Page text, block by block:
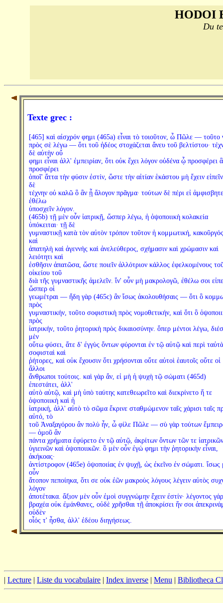
HODOI
Du
Texte grec :
[465] καὶ αἰσχρόν φημι (465a) εἶναι τὸ τοιοῦτον, ὦ Πῶλε — τοῦτο
πρὸς σὲ λέγω — ὅτι τοῦ ἡδέος στοχάζεται ἄνευ τοῦ βελτίστου·
δὲ αὐτὴν οὔ
φημι εἶναι ἀλλ' ἐμπειρίαν, ὅτι οὐκ ἔχει λόγον οὐδένα ᾧ προσφέρει ἃ
προσφέρει
ὁποῖ' ἄττα τὴν φύσιν ἐστίν, ὥστε τὴν αἰτίαν ἑκάστου μὴ ἔχειν
δὲ
τέχνην οὐ καλῶ ὃ ἂν ᾖ ἄλογον πρᾶγμα· τούτων δὲ πέρι εἰ
ἐθέλω
ὑποσχεῖν λόγον.
(465b) τῇ μὲν οὖν ἰατρικῇ, ὥσπερ λέγω, ἡ ὀψοποιικὴ κολακεία
ὑπόκειται· τῇ δὲ
γυμναστικῇ κατὰ τὸν αὐτὸν τρόπον τοῦτον ἡ κομμωτική,
καὶ
ἀπατηλὴ καὶ ἀγεννὴς καὶ ἀνελεύθερος, σχήμασιν καὶ χρώμασιν καὶ
λειότητι καὶ
ἐσθῆσιν ἀπατῶσα, ὥστε ποιεῖν ἀλλότριον κάλλος ἐφελκομένους
οἰκείου τοῦ
διὰ τῆς γυμναστικῆς ἀμελεῖν. ἵν' οὖν μὴ μακρολογῶ, ἐθέλω σοι
ὥσπερ οἱ
γεωμέτραι — ἤδη γὰρ (465c) ἂν ἴσως ἀκολουθήσαις — ὅτι ὃ
πρὸς
γυμναστικήν, τοῦτο σοφιστικὴ πρὸς νομοθετικήν, καὶ ὅτι ὃ
πρὸς
ἰατρικήν, τοῦτο ῥητορικὴ πρὸς δικαιοσύνην. ὅπερ μέντοι λέγω,
μὲν
οὕτω φύσει, ἅτε δ' ἐγγὺς ὄντων φύρονται ἐν τῷ αὐτῷ καὶ περὶ ταὐτὰ
σοφισταὶ καὶ
ῥήτορες, καὶ οὐκ ἔχουσιν ὅτι χρήσονται οὔτε αὐτοὶ ἑαυτοῖς οὔτε οἱ
ἄλλοι
ἄνθρωποι τούτοις. καὶ γὰρ ἄν, εἰ μὴ ἡ ψυχὴ τῷ σώματι (465d)
ἐπεστάτει, ἀλλ'
αὐτὸ αὑτῷ, καὶ μὴ ὑπὸ ταύτης κατεθεωρεῖτο καὶ διεκρίνετο ἥ τε
ὀψοποιικὴ καὶ ἡ
ἰατρική, ἀλλ' αὐτὸ τὸ σῶμα ἔκρινε σταθμώμενον ταῖς χάρισι ταῖς
αὑτό, τὸ
τοῦ Ἀναξαγόρου ἂν πολὺ ἦν, ὦ φίλε Πῶλε — σὺ γὰρ τούτων
— ὁμοῦ ἂν
πάντα χρήματα ἐφύρετο ἐν τῷ αὐτῷ, ἀκρίτων ὄντων τῶν τε
ὑγιεινῶν καὶ ὀψοποιικῶν. ὃ μὲν οὖν ἐγώ φημι τὴν ῥητορικὴν εἶναι,
ἀκήκοας·
ἀντίστροφον (465e) ὀψοποιίας ἐν ψυχῇ, ὡς ἐκεῖνο ἐν σώματι. ἴσως
οὖν
ἄτοπον πεποίηκα, ὅτι σε οὐκ ἐῶν μακροὺς λόγους λέγειν αὐτὸς
λόγον
ἀποτέτακα. ἄξιον μὲν οὖν ἐμοὶ συγγνώμην ἔχειν ἐστίν· λέγοντος
βραχέα οὐκ ἐμάνθανες, οὐδὲ χρῆσθαι τῇ ἀποκρίσει ἥν σοι
οὐδὲν
οἷός τ' ἦσθα, ἀλλ' ἐδέου διηγήσεως.
| Lecture | Liste du vocabulaire | Index inverse | Menu | Bibliotheca